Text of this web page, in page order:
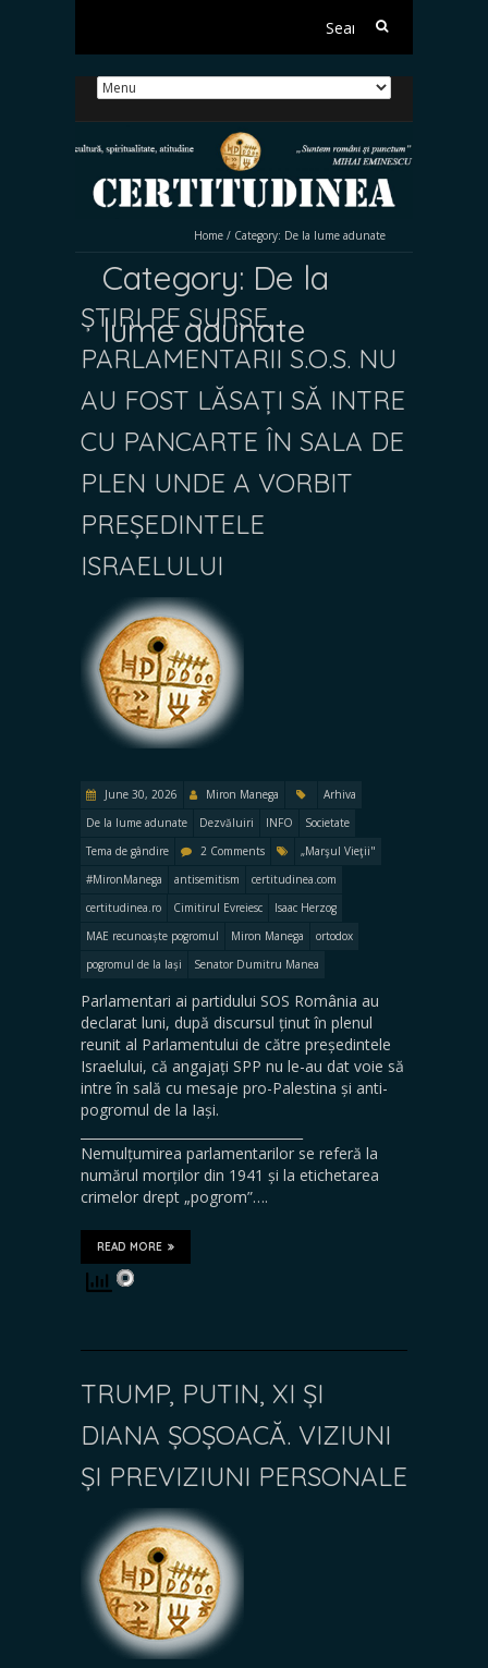
Search
Home / Category: De la lume adunate
Category: De la
lume adunate
ȘTIRI PE SURSE.
PARLAMENTARII S.O.S. NU
AU FOST LĂSAȚI SĂ INTRE
CU PANCARTE ÎN SALA DE
PLEN UNDE A VORBIT
PREȘEDINTELE
ISRAELULUI
June 30, 2026 Miron Manega
Arhiva
De la lume adunate
Dezvăluiri INFO
Societate
Tema de gândire
2 Comments
„Marşul Vieţii"
#MironManega
antisemitism
certitudinea.com
certitudinea.ro
Cimitirul Evreiesc
Isaac Herzog
MAE recunoaște pogromul
Miron Manega
ortodox
pogromul de la Iași
Senator Dumitru Manea
Parlamentari ai partidului SOS România au
declarat luni, după discursul ținut în plenul
reunit al Parlamentului de către președintele
Israelului, că angajați SPP nu le-au dat voie să
intre în sală cu mesaje pro-Palestina și anti-
pogromul de la Iași.
Nemulțumirea parlamentarilor se referă la
numărul morților din 1941 și la etichetarea
crimelor drept „pogrom”….
READ MORE
TRUMP, PUTIN, XI ȘI
DIANA ȘOȘOACĂ. VIZIUNI
ȘI PREVIZIUNI PERSONALE